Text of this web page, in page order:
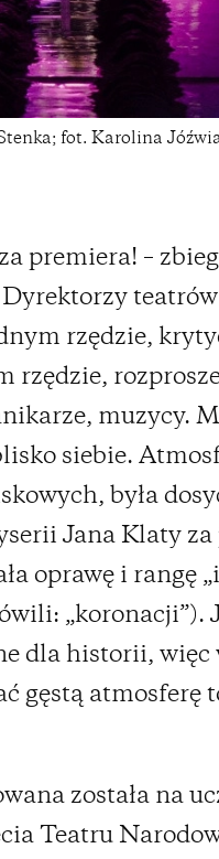
fot. Karolina
premiera! –
teatrów
rzędzie,
rzędzie,
muzycy.
siebie.
była
Jana Klaty
oprawę i rangę
„koronacji”).
dla historii, więc
gęstą atmosferę
została na
Teatru